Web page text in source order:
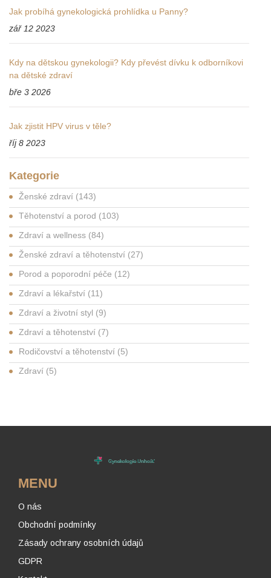
Jak probíhá gynekologická prohlídka u Panny?
zář 12 2023
Kdy na dětskou gynekologii? Kdy převést dívku k odborníkovi
na dětské zdraví
bře 3 2026
Jak zjistit HPV virus v těle?
říj 8 2023
Kategorie
Ženské zdraví (143)
Těhotenství a porod (103)
Zdraví a wellness (84)
Ženské zdraví a těhotenství (27)
Porod a poporodní péče (12)
Zdraví a lékařství (11)
Zdraví a životní styl (9)
Zdraví a těhotenství (7)
Rodičovství a těhotenství (5)
Zdraví (5)
MENU
O nás
Obchodní podmínky
Zásady ochrany osobních údajů
GDPR